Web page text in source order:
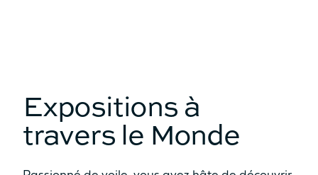
Expositions à
travers le Monde
MOTORISATION OPTION
2 x 40cv